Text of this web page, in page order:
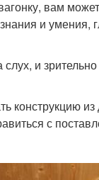
вам
и умения,
и
конструкцию
с